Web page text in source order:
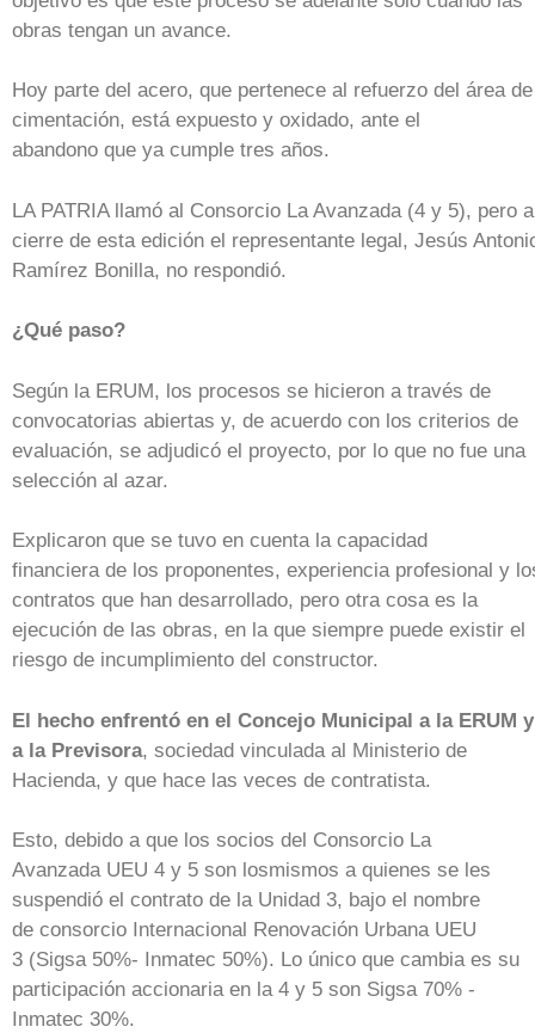
obras tengan un avance.
Hoy parte del acero, que pertenece al refuerzo del área de
cimentación, está expuesto y oxidado, ante el
abandono que ya cumple tres años.
LA PATRIA llamó al Consorcio La Avanzada (4 y 5), pero
cierre de esta edición el representante legal, Jesús
Ramírez Bonilla, no respondió.
¿Qué paso?
Según la ERUM, los procesos se hicieron a través de
convocatorias abiertas y, de acuerdo con los criterios de
evaluación, se adjudicó el proyecto, por lo que no fue una
selección al azar.
Explicaron que se tuvo en cuenta la capacidad
financiera de los proponentes, experiencia profesional y
contratos que han desarrollado, pero otra cosa es la
ejecución de las obras, en la que siempre puede existir el
riesgo de incumplimiento del constructor.
El hecho enfrentó en el Concejo Municipal a la ERUM y
a la Previsora, sociedad vinculada al Ministerio de
Hacienda, y que hace las veces de contratista.
Esto, debido a que los socios del Consorcio La
Avanzada UEU 4 y 5 son losmismos a quienes se les
suspendió el contrato de la Unidad 3, bajo el nombre
de consorcio Internacional Renovación Urbana UEU
3 (Sigsa 50%- Inmatec 50%). Lo único que cambia es su
participación accionaria en la 4 y 5 son Sigsa 70% -
Inmatec 30%.